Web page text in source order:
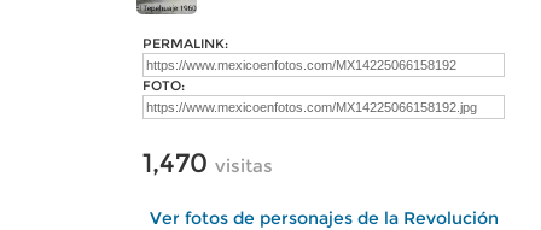
PERMALINK:
FOTO:
1,470 visitas
Ver fotos de personajes de la Revolución